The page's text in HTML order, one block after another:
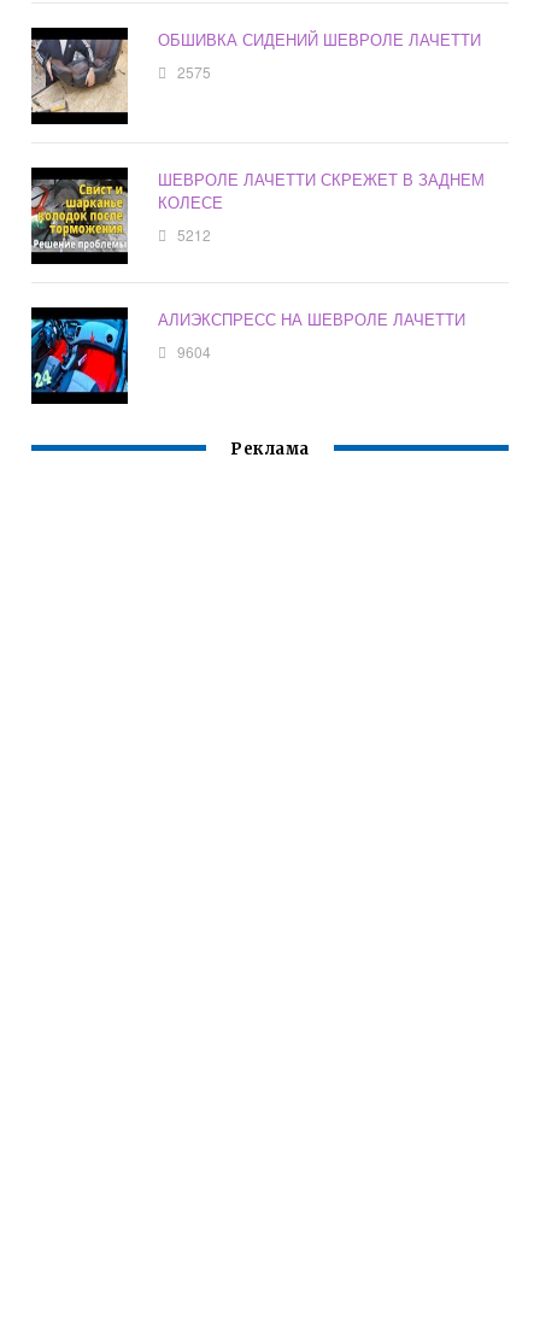
ОБШИВКА СИДЕНИЙ ШЕВРОЛЕ ЛАЧЕТТИ
2575
ШЕВРОЛЕ ЛАЧЕТТИ СКРЕЖЕТ В ЗАДНЕМ
КОЛЕСЕ
5212
АЛИЭКСПРЕСС НА ШЕВРОЛЕ ЛАЧЕТТИ
9604
Реклама